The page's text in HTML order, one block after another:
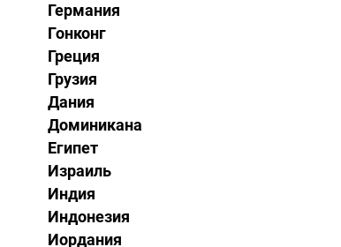
Германия
Гонконг
Греция
Грузия
Дания
Доминикана
Египет
Израиль
Индия
Индонезия
Иордания